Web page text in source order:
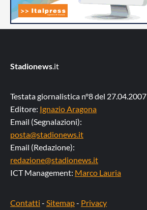
Stadionews.it
Testata giornalistica n°8 del 27.04.2007
Editore: Ignazio Aragona
Email (Segnalazioni):
posta@stadionews.it
Email (Redazione):
redazione@stadionews.it
ICT Management: Marco Lauria
Contatti - Sitemap- Privacy